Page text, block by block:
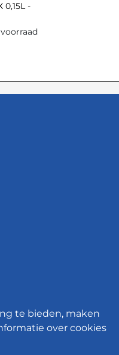
0,15L -
te bieden, maken
over cookies